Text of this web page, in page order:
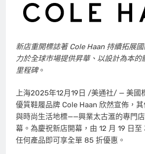
新店重開標誌著Cole Haan持續拓展國
力於全球市場提供昇華、以設計為本的
里程碑。
上海2025年12月19日 /美通社/ — 美國
優質鞋履品牌 Cole Haan 欣然宣佈，
與時尚生活地標——興業太古滙的專門
幕。為慶祝新店開幕，由 12 月 19 日至
任何產品即可享全單 85 折優惠。